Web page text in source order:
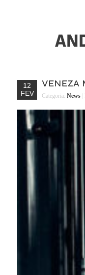
12
FEV
VENEZA
Categoria: News